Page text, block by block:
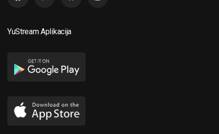
YuStream Aplikacija